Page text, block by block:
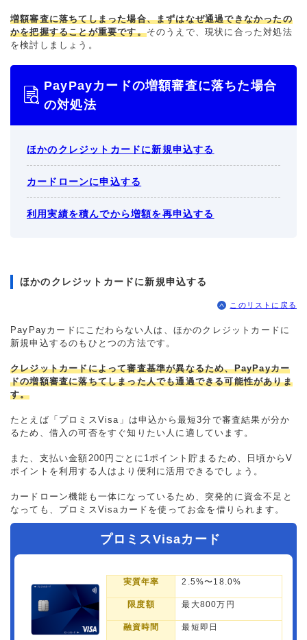
増額審査に落ちてしまった場合、まずはなぜ通過できなかったの
かを把握することが重要です。そのうえで、現状に合った対処法
を検討しましょう。
PayPayカードの増額審査に落ちた場合
の対処法
ほかのクレジットカードに新規申込する
カードローンに申込する
利用実績を積んでから増額を再申込する
ほかのクレジットカードに新規申込する
このリストに戻る
PayPayカードにこだわらない人は、ほかのクレジットカードに
新規申込するのもひとつの方法です。
クレジットカードによって審査基準が異なるため、PayPayカー
ドの増額審査に落ちてしまった人でも通過できる可能性がありま
す。
たとえば「プロミスVisa」は申込から最短3分で審査結果が分か
るため、借入の可否をすぐ知りたい人に適しています。
また、支払い金額200円ごとに1ポイント貯まるため、日頃からV
ポイントを利用する人はより便利に活用できるでしょう。
カードローン機能も一体になっているため、突発的に資金不足と
なっても、プロミスVisaカードを使ってお金を借りられます。
プロミスVisaカード
実質年率 2.5%〜18.0%
限度額 最大800万円
融資時間 最短即日